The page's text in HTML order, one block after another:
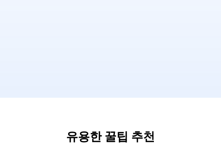
유용한 꿀팁 추천